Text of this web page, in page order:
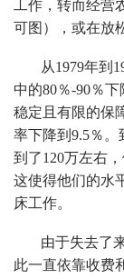
工作，转而经营
可图），或在放
从1979年到
中的80％-90％
稳定且有限的保
率下降到9.5％。
到了120万左右
这使得他们的水
床工作。
由于失去了
此一直依靠收费